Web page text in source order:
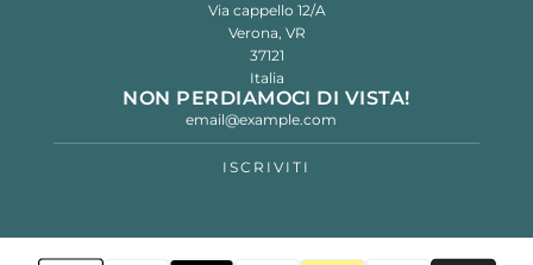
Via cappello 12/A
Verona, VR
37121
Italia
NON PERDIAMOCI DI VISTA!
ISCRIVITI